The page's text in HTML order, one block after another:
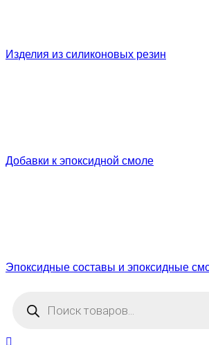
Изделия из силиконовых резин
Добавки к эпоксидной смоле
Эпоксидные составы и эпоксидные
товаров